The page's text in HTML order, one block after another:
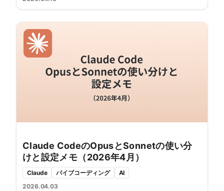
Claude CodeのOpusとSonnetの使い分
けと設定メモ（2026年4月）
Claude バイブコーディング
AI
2026.04.03